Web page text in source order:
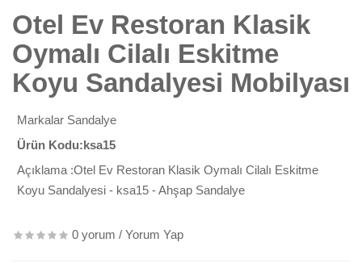
Otel Ev Restoran Klasik
Oymalı Cilalı Eskitme
Koyu Sandalyesi Mobilyası
Markalar Sandalye
Ürün Kodu:ksa15
Açıklama :Otel Ev Restoran Klasik Oymalı Cilalı Eskitme
Koyu Sandalyesi - ksa15 - Ahşap Sandalye
0 yorum / Yorum Yap